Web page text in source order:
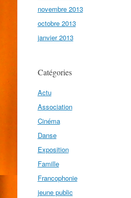
novembre 2013
octobre 2013
janvier 2013
Catégories
Actu
Association
Cinéma
Danse
Exposition
Famille
Francophonie
jeune public